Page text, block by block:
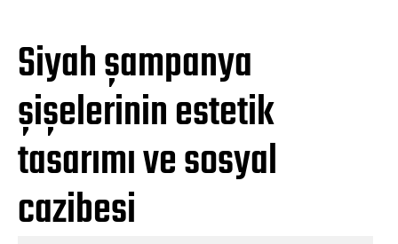
Siyah şampanya
şişelerinin estetik
tasarımı ve sosyal
cazibesi